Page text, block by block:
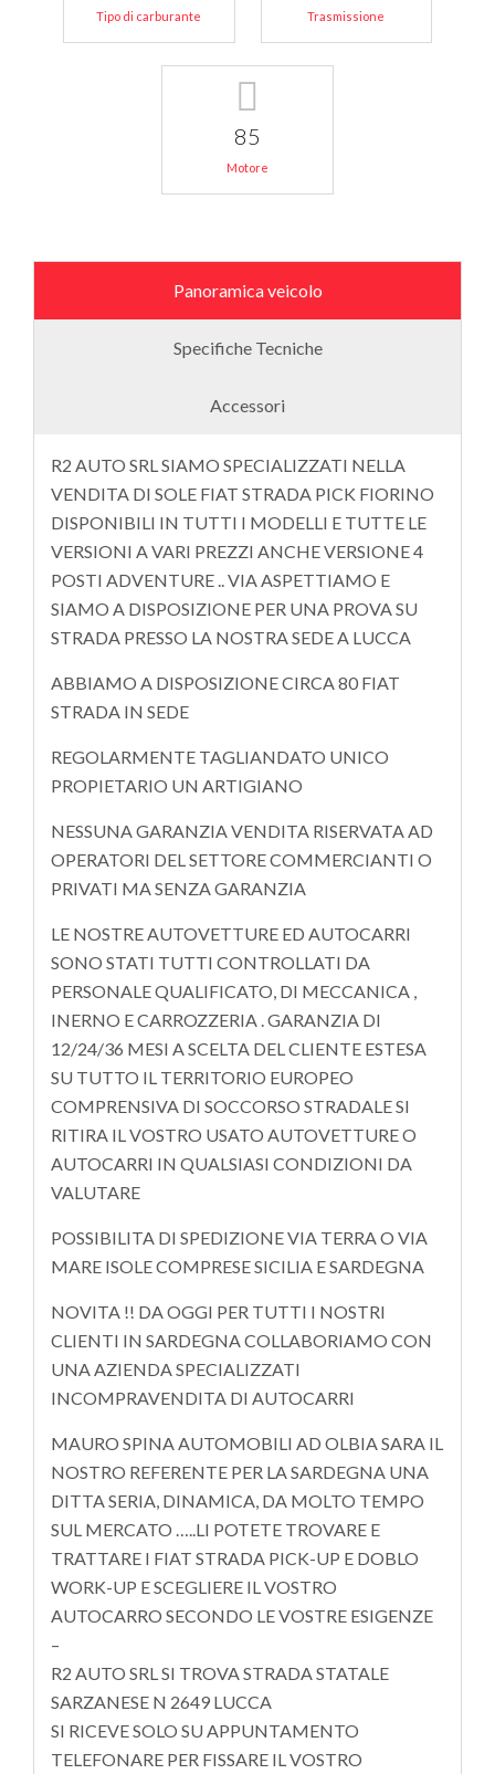
Tipo di carburante Trasmissione
85
Motore
Panoramica veicolo
Specifiche Tecniche
Accessori
R2 AUTO SRL SIAMO SPECIALIZZATI NELLA
VENDITA DI SOLE FIAT STRADA PICK FIORINO
DISPONIBILI IN TUTTI I MODELLI E TUTTE LE
VERSIONI A VARI PREZZI ANCHE VERSIONE 4
POSTI ADVENTURE .. VIA ASPETTIAMO E
SIAMO A DISPOSIZIONE PER UNA PROVA SU
STRADA PRESSO LA NOSTRA SEDE A LUCCA
ABBIAMO A DISPOSIZIONE CIRCA 80 FIAT
STRADA IN SEDE
REGOLARMENTE TAGLIANDATO UNICO
PROPIETARIO UN ARTIGIANO
NESSUNA GARANZIA VENDITA RISERVATA AD
OPERATORI DEL SETTORE COMMERCIANTI O
PRIVATI MA SENZA GARANZIA
LE NOSTRE AUTOVETTURE ED AUTOCARRI
SONO STATI TUTTI CONTROLLATI DA
PERSONALE QUALIFICATO, DI MECCANICA ,
INERNO E CARROZZERIA . GARANZIA DI
12/24/36 MESI A SCELTA DEL CLIENTE ESTESA
SU TUTTO IL TERRITORIO EUROPEO
COMPRENSIVA DI SOCCORSO STRADALE SI
RITIRA IL VOSTRO USATO AUTOVETTURE O
AUTOCARRI IN QUALSIASI CONDIZIONI DA
VALUTARE
POSSIBILITA DI SPEDIZIONE VIA TERRA O VIA
MARE ISOLE COMPRESE SICILIA E SARDEGNA
NOVITA !! DA OGGI PER TUTTI I NOSTRI
CLIENTI IN SARDEGNA COLLABORIAMO CON
UNA AZIENDA SPECIALIZZATI
INCOMPRAVENDITA DI AUTOCARRI
MAURO SPINA AUTOMOBILI AD OLBIA SARA IL
NOSTRO REFERENTE PER LA SARDEGNA UNA
DITTA SERIA, DINAMICA, DA MOLTO TEMPO
SUL MERCATO …..LI POTETE TROVARE E
TRATTARE I FIAT STRADA PICK-UP E DOBLO
WORK-UP E SCEGLIERE IL VOSTRO
AUTOCARRO SECONDO LE VOSTRE ESIGENZE
–
R2 AUTO SRL SI TROVA STRADA STATALE
SARZANESE N 2649 LUCCA
SI RICEVE SOLO SU APPUNTAMENTO
TELEFONARE PER FISSARE IL VOSTRO